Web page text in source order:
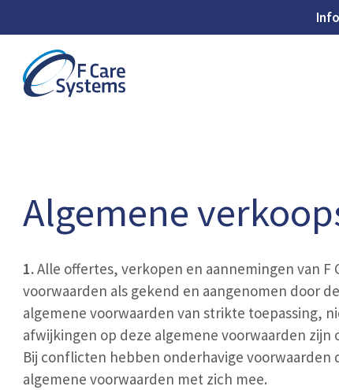
Algemene
1.Alle offertes, verkopen en aannemingen van F
voorwaarden als gekend en aangenomen door
algemene voorwaarden van strikte toepassing,
afwijkingen op deze algemene voorwaarden
Bij conflicten hebben onderhavige
algemene voorwaarden met zich mee.